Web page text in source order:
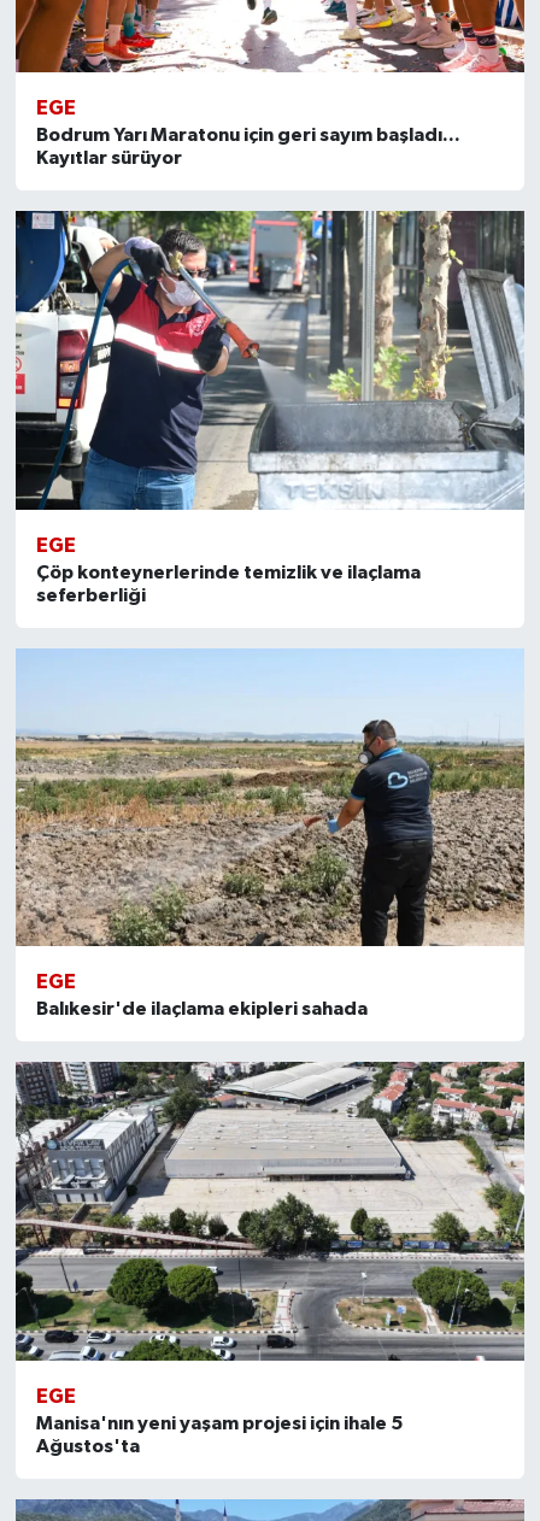
EGE
Bodrum Yarı Maratonu için geri sayım başladı...
Kayıtlar sürüyor
EGE
Çöp konteynerlerinde temizlik ve ilaçlama
seferberliği
EGE
Balıkesir'de ilaçlama ekipleri sahada
EGE
Manisa'nın yeni yaşam projesi için ihale 5
Ağustos'ta